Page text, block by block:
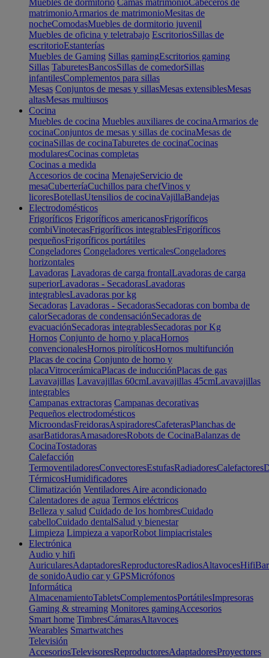
Muebles de dormitorio Camas matrimonioCabeceros de
matrimonioArmarios de matrimonioMesitas de
nocheComodasMuebles de dormitorio juvenil
Muebles de oficina y teletrabajo EscritoriosSillas de
escritorioEstanterías
Muebles de Gaming Sillas gamingEscritorios gaming
Sillas TaburetesBancosSillas de comedorSillas
infantilesComplementos para sillas
Mesas Conjuntos de mesas y sillasMesas extensiblesMesas
altasMesas multiusos
Cocina
Muebles de cocina Muebles auxiliares de cocinaArmarios de
cocinaConjuntos de mesas y sillas de cocinaMesas de
cocinaSillas de cocinaTaburetes de cocinaCocinas
modularesCocinas completas
Cocinas a medida
Accesorios de cocina MenajeServicio de
mesaCuberteríaCuchillos para chefVinos y
licoresBotellasUtensilios de cocinaVajillaBandejas
Electrodomésticos
Frigoríficos Frigoríficos americanosFrigoríficos
combiVinotecasFrigoríficos integrablesFrigoríficos
pequeñosFrigoríficos portátiles
Congeladores Congeladores verticalesCongeladores
horizontales
Lavadoras Lavadoras de carga frontalLavadoras de carga
superiorLavadoras - SecadorasLavadoras
integrablesLavadoras por kg
Secadoras Lavadoras - SecadorasSecadoras con bomba de
calorSecadoras de condensaciónSecadoras de
evacuaciónSecadoras integrablesSecadoras por Kg
Hornos Conjunto de horno y placaHornos
convencionalesHornos pirolíticosHornos multifunción
Placas de cocina Conjunto de horno y
placaVitrocerámicaPlacas de inducciónPlacas de gas
Lavavajillas Lavavajillas 60cmLavavajillas 45cmLavavajillas
integrables
Campanas extractoras Campanas decorativas
Pequeños electrodomésticos
MicroondasFreidorasAspiradoresCafeterasPlanchas de
asarBatidorasAmasadoresRobots de CocinaBalanzas de
CocinaTostadoras
Calefacción
TermoventiladoresConvectoresEstufasRadiadoresCalefactores
TérmicosHumidificadores
Climatización Ventiladores Aire acondicionado
Calentadores de agua Termos eléctricos
Belleza y salud Cuidado de los hombresCuidado
cabelloCuidado dentalSalud y bienestar
Limpieza Limpieza a vaporRobot limpiacristales
Electrónica
Audio y hifi
AuricularesAdaptadoresReproductoresRadiosAltavocesHifi
de sonidoAudio car y GPSMicrófonos
Informática
AlmacenamientoTabletsComplementosPortátilesImpresoras
Gaming & streaming Monitores gamingAccesorios
Smart home TimbresCámarasAltavoces
Wearables Smartwatches
Televisión
AccesoriosTelevisoresReproductoresAdaptadoresProyectores